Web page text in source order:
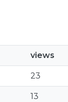
views
23
13